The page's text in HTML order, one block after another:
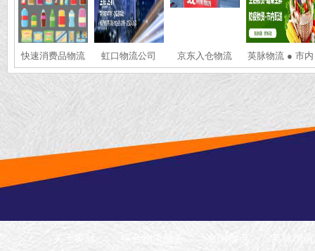
快速消费品物流 虹口物流公司 京东入仓物流
英脉物流 ● 市内
配送 ● 同城物资
关于英脉 全国物流 英脉增